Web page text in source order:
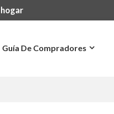
Guía De Compradores